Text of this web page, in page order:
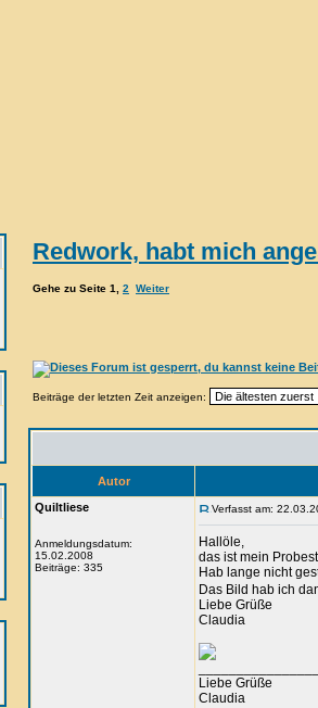
Redwork, habt mich
Gehe zu Seite 1 2 Weiter
Beiträge der letzten Zeit anzeigen:
Autor
Quiltliese
Anmeldungsdatum:
15.02.2008
Beiträge: 335
Verfasst am:
Hallöle,
das ist mein
Hab lange nicht
Das Bild hab ich
Liebe Grüße
Claudia
Liebe Grüße
Claudia